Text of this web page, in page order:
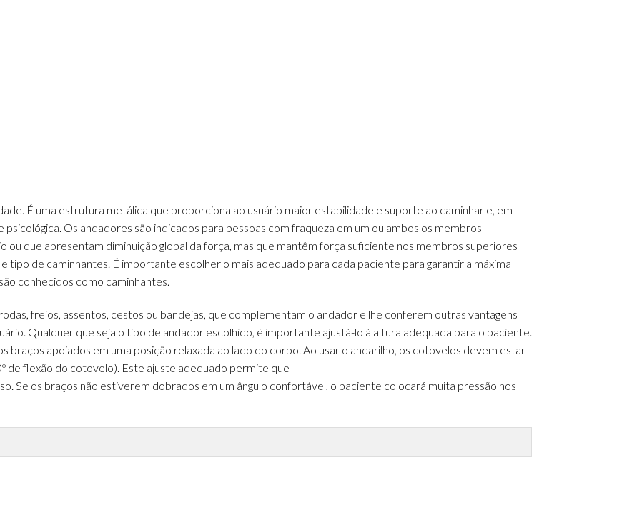
É uma estrutura metálica que proporciona ao usuário maior estabilidade e suporte ao caminhar e, em
Os andadores são indicados para pessoas com fraqueza em um ou ambos os membros
ou que apresentam diminuição global da força, mas que mantêm força suficiente nos membros superiores
tipo de caminhantes. É importante escolher o mais adequado para cada paciente para garantir a máxima
conhecidos como caminhantes.
freios, assentos, cestos ou bandejas, que complementam o andador e lhe conferem outras vantagens
Qualquer que seja o tipo de andador escolhido, é importante ajustá-lo à altura adequada para o paciente.
braços apoiados em uma posição relaxada ao lado do corpo. Ao usar o andarilho, os cotovelos devem estar
de flexão do cotovelo). Este ajuste adequado permite que
Se os braços não estiverem dobrados em um ângulo confortável, o paciente colocará muita pressão nos